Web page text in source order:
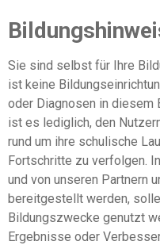
Sie sind selbst für Ihre
ist keine
oder Diagnosen in diesem
ist es lediglich, den
rund um ihre schulische
Fortschritte zu verfolgen.
und von unseren Partnern
bereitgestellt werden,
Bildungszwecke genutzt
Ergebnisse oder